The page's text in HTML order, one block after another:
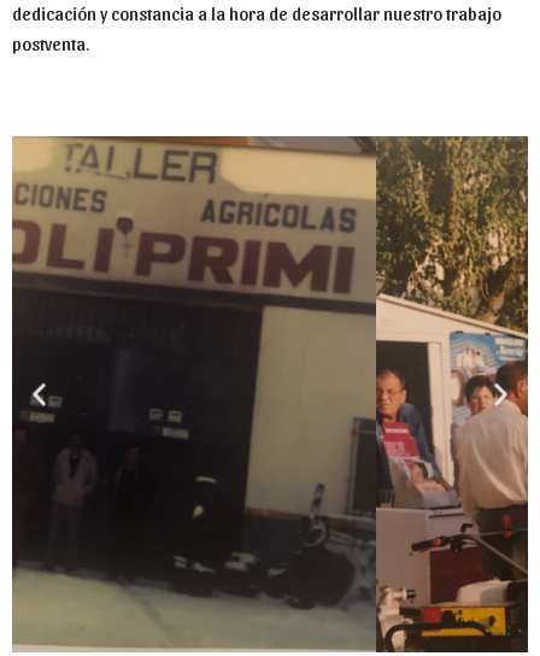
dedicación y constancia a la hora de desarrollar nuestro trabajo
postventa.